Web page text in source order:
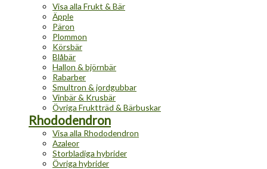
Visa alla Frukt & Bär
Äpple
Päron
Plommon
Körsbär
Blåbär
Hallon & björnbär
Rabarber
Smultron & jordgubbar
Vinbär & Krusbär
Övriga Fruktträd & Bärbuskar
Rhododendron
Visa alla Rhododendron
Azaleor
Storbladiga hybrider
Övriga hybrider